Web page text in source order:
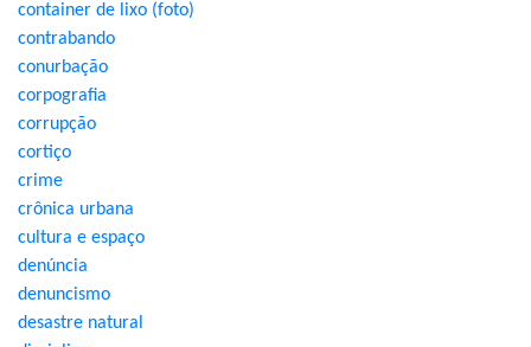
container de lixo (foto)
contrabando
conurbação
corpografia
corrupção
cortiço
crime
crônica urbana
cultura e espaço
denúncia
denuncismo
desastre natural